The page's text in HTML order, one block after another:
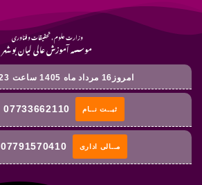
وزارت علوم ، تحقیقات و فناوری
موسسه آموزش عالی لیان بوشهر
امروز16 مرداد ماه 1405 ساعت 2:23 ق.ظ
07733662110 ثبــت نــام
07791570410 مــالی اداری